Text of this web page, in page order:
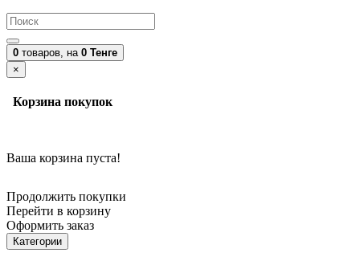
0 товаров, на 0 Тенге
×
Корзина покупок
Ваша корзина пуста!
Продолжить покупки
Перейти в корзину
Оформить заказ
Категории